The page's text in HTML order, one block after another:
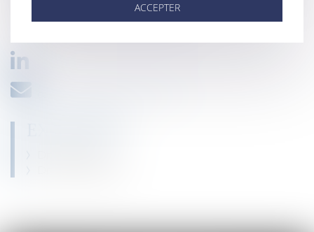
contentieux bancaire durant une année.
ACCEPTER